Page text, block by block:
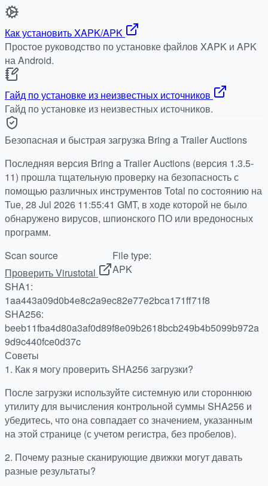
Как установить XAPK/APK
Простое руководство по установке файлов XAPK и APK
на Android.
Гайд по установке из неизвестных источников
Гайд по установке из неизвестных источников.
Безопасная и быстрая загрузка Bring a Trailer Auctions
Последняя версия Bring a Trailer Auctions (версия 1.3.5-
11) прошла тщательную проверку на безопасность с
помощью различных инструментов Total по состоянию на
Tue, 28 Jul 2026 11:55:41 GMT, в ходе которой не было
обнаружено вирусов, шпионского ПО или вредоносных
программ.
Scan source
Проверить Virustotal
File type:
APK
SHA1:
1aa443a09d0b4e8c2a9ec82e77e2bca171ff71f8
SHA256:
beeb11fba4d80a3af0d89f8e09b2618bcb249b4b5099b972a
9d9c440fce0d37c
Советы
1. Как я могу проверить SHA256 загрузки?
После загрузки используйте системную или стороннюю
утилиту для вычисления контрольной суммы SHA256 и
убедитесь, что она совпадает со значением, указанным
на этой странице (с учетом регистра, без пробелов).
2. Почему разные сканирующие движки могут давать
разные результаты?